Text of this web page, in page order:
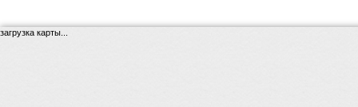
загрузка карты...